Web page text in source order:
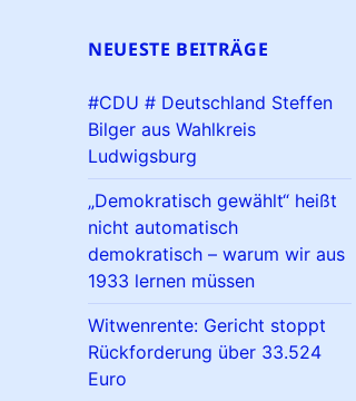
NEUESTE BEITRÄGE
#CDU # Deutschland Steffen
Bilger aus Wahlkreis
Ludwigsburg
„Demokratisch gewählt“ heißt
nicht automatisch
demokratisch – warum wir aus
1933 lernen müssen
Witwenrente: Gericht stoppt
Rückforderung über 33.524
Euro